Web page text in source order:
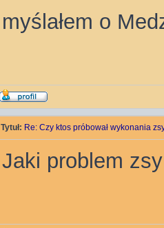
myślałem o
Tytuł: Re: Czy ktos próbował wykonania
Jaki problem